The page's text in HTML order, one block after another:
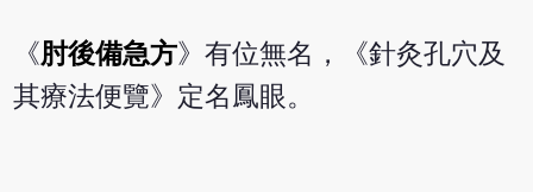
《肘後備急方》有位無名，《針灸孔穴及
其療法便覽》定名鳳眼。